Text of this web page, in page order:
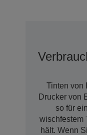
Tinten von
Drucker von
so für
wischfestem
hält. Wenn